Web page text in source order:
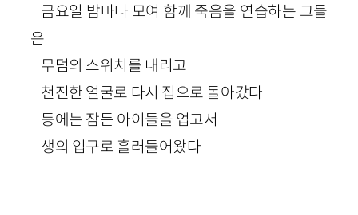
금요일 밤마다 모여 함께 죽음을 연습하는 그들
은
무덤의 스위치를 내리고
천진한 얼굴로 다시 집으로 돌아갔다
등에는 잠든 아이들을 업고서
생의 입구로 흘러들어왔다